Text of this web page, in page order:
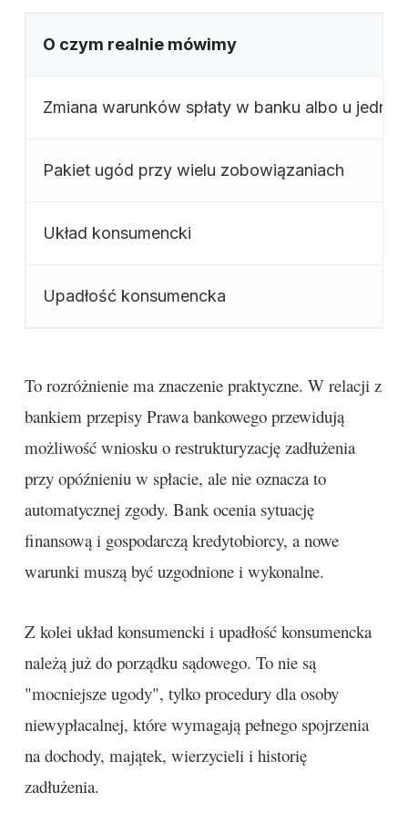
O czym realnie mówimy
Zmiana warunków spłaty w banku albo u
Pakiet ugód przy wielu zobowiązaniach
Układ konsumencki
Upadłość konsumencka
To rozróżnienie ma znaczenie praktyczne. W relacji z
bankiem przepisy Prawa bankowego przewidują
możliwość wniosku o restrukturyzację zadłużenia
przy opóźnieniu w spłacie, ale nie oznacza to
automatycznej zgody. Bank ocenia sytuację
finansową i gospodarczą kredytobiorcy, a nowe
warunki muszą być uzgodnione i wykonalne.
Z kolei układ konsumencki i upadłość konsumencka
należą już do porządku sądowego. To nie są
"mocniejsze ugody", tylko procedury dla osoby
niewypłacalnej, które wymagają pełnego spojrzenia
na dochody, majątek, wierzycieli i historię
zadłużenia.